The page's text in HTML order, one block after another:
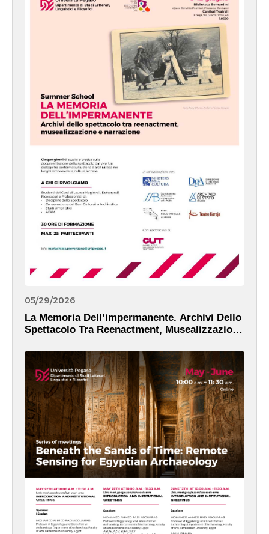
05/29/2026
La Memoria Dell’impermanente. Archivi Dello
Spettacolo Tra Reenactment, Musealizzazione